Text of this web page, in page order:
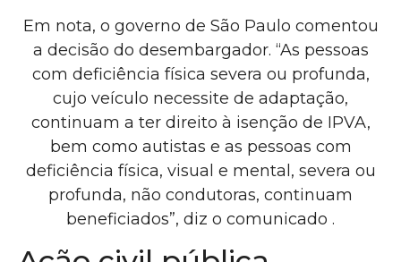
Em nota, o governo de São Paulo comentou
a decisão do desembargador. “As pessoas
com deficiência física severa ou profunda,
cujo veículo necessite de adaptação,
continuam a ter direito à isenção de IPVA,
bem como autistas e as pessoas com
deficiência física, visual e mental, severa ou
profunda, não condutoras, continuam
beneficiados”, diz o comunicado .